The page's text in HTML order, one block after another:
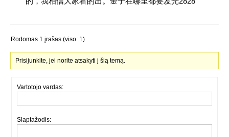
Rodomas 1 įrašas (viso: 1)
Prisijunkite, jei norite atsakyti į šią temą.
Vartotojo vardas:
Slaptažodis: